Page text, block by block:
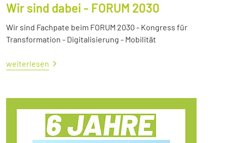
Wir sind dabei - FORUM 2030
Wir sind Fachpate beim FORUM 2030 - Kongress für
Transformation - Digitalisierung - Mobilität
weiterlesen